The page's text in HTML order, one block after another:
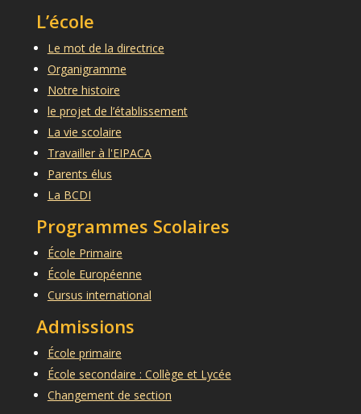
L’école
Le mot de la directrice
Organigramme
Notre histoire
le projet de l’établissement
La vie scolaire
Travailler à l'EIPACA
Parents élus
La BCDI
Programmes Scolaires
École Primaire
École Européenne
Cursus international
Admissions
École primaire
École secondaire : Collège et Lycée
Changement de section